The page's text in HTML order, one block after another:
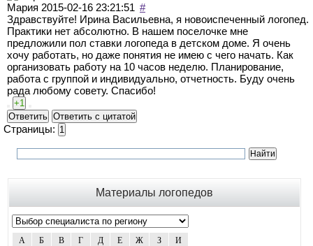
Мария 2015-02-16 23:21:51 #
Здравствуйте! Ирина Васильевна, я новоиспеченный логопед.
Практики нет абсолютно. В нашем поселочке мне
предложили пол ставки логопеда в детском доме. Я очень
хочу работать, но даже понятия не имею с чего начать. Как
организовать работу на 10 часов неделю. Планирование,
работа с группой и индивидуально, отчетность. Буду очень
рада любому совету. Спасибо!
+1
Ответить Ответить с цитатой
Страницы: 1
Материалы логопедов
А Б В Г Д Е Ж З
И